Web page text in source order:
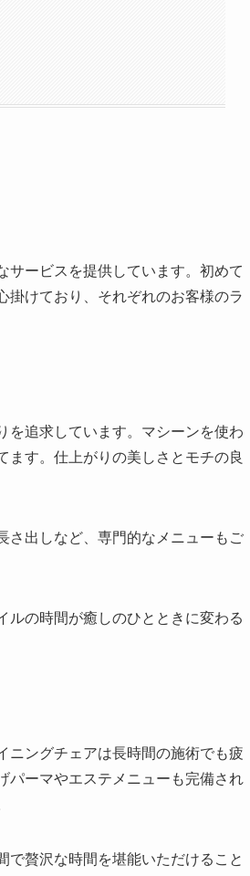
サービスを提供しています。初めて
掛けており、それぞれのお客様のラ
を追求しています。マシーンを使わ
ます。仕上がりの美しさとモチの良
さ出しなど、専門的なメニューもご
ルの時間が癒しのひとときに変わる
ニングチェアは長時間の施術でも疲
パーマやエステメニューも完備され
で贅沢な時間を堪能いただけること